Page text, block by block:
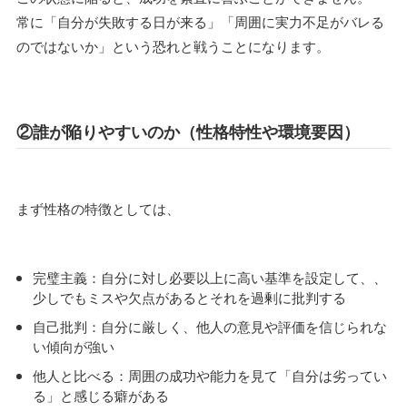
常に「自分が失敗する日が来る」「周囲に実力不足がバレる
のではないか」という恐れと戦うことになります。
②誰が陥りやすいのか（性格特性や環境要因）
まず性格の特徴としては、
完璧主義：自分に対し必要以上に高い基準を設定して、、
少しでもミスや欠点があるとそれを過剰に批判する
自己批判：自分に厳しく、他人の意見や評価を信じられな
い傾向が強い
他人と比べる：周囲の成功や能力を見て「自分は劣ってい
る」と感じる癖がある